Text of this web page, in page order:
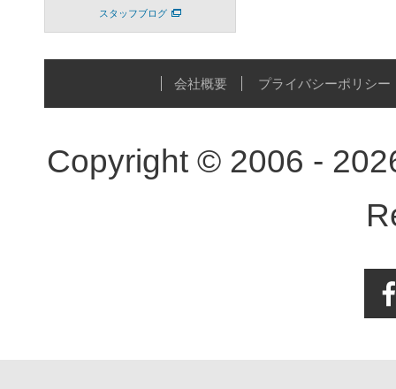
スタッフブログ
会社概要 プライバシーポリシー
Copyright © 2006 -